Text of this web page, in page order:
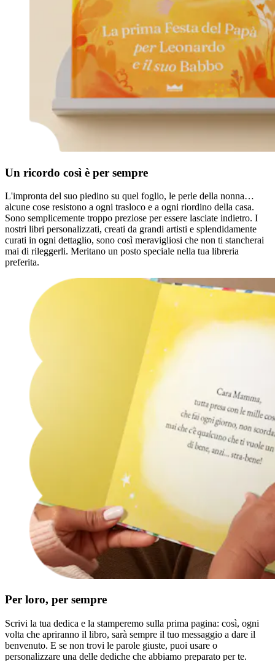
Un ricordo così è per sempre
L'impronta del suo piedino su quel foglio, le perle della nonna…
alcune cose resistono a ogni trasloco e a ogni riordino della casa.
Sono semplicemente troppo preziose per essere lasciate indietro. I
nostri libri personalizzati, creati da grandi artisti e splendidamente
curati in ogni dettaglio, sono così meravigliosi che non ti stancherai
mai di rileggerli. Meritano un posto speciale nella tua libreria
preferita.
Per loro, per sempre
Scrivi la tua dedica e la stamperemo sulla prima pagina: così, ogni
volta che apriranno il libro, sarà sempre il tuo messaggio a dare il
benvenuto. E se non trovi le parole giuste, puoi usare o
personalizzare una delle dediche che abbiamo preparato per te.